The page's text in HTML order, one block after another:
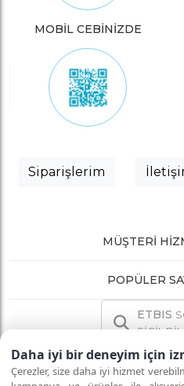
Daha iyi bir deneyim için
Çerezler, size daha iyi hizmet
MOBİL CEBİNİZDE
Siparişlerim
MÜŞTERI
POPÜLER
ETBIS
SİCİL